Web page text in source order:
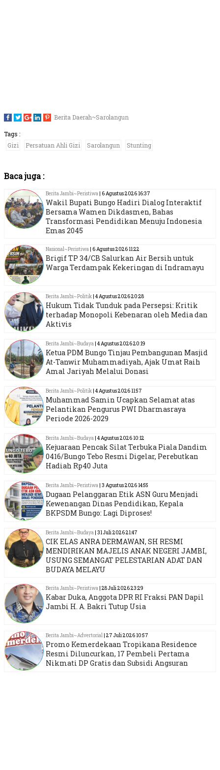
     Berita Daerah~Sarolangun
Tags :
Gizi
Persatuan Ahli Gizi Sarolangun Stunting
Baca juga :
Berita Jambi~Peristiwa | 6 Agustus 2026 16:37
Wakil Bupati Bungo Hadiri Dialog Interaktif
Bersama Wamen Dikdasmen, Bahas
Transformasi Pendidikan Menuju Indonesia
Emas 2045
Nasional~Peristiwa | 6 Agustus 2026 11:22
Brigif TP 34/CB Salurkan Air Bersih untuk
Warga Terdampak Kekeringan di Indramayu
Berita Jambi~Politik | 4 Agustus 2026 20:28
Hukum Tidak Tunduk pada Persepsi: Kritik
terhadap Monopoli Kebenaran oleh Media dan
Aktivis
Berita Jambi~Budaya | 4 Agustus 2026 20:19
Ketua PDM Bungo Tinjau Pembangunan Masjid
At-Tanwir Muhammadiyah, Ajak Umat Raih
Amal Jariyah Melalui Donasi
Berita Jambi~Politik | 4 Agustus 2026 11:57
Muhammad Samin Ucapkan Selamat atas
Pelantikan Pengurus PWI Dharmasraya
Periode 2026-2029
Berita Jambi~Budaya | 4 Agustus 2026 10:12
Kejuaraan Pencak Silat Terbuka Piala Dandim
0416/Bungo Tebo Resmi Digelar, Perebutkan
Hadiah Rp40 Juta
Berita Jambi~Peristiwa | 3 Agustus 2026 14:55
Dugaan Pelanggaran Etik ASN Guru Menjadi
Kewenangan Dinas Pendidikan, Kepala
BKPSDM Bungo: Lagi Diproses!
Berita Jambi~Budaya | 31 Juli 2026 21:47
CIK ELAS ANRA DERMAWAN, SH RESMI
MENDIRIKAN MAJELIS ANAK NEGERI JAMBI,
USUNG SEMANGAT PELESTARIAN ADAT DAN
BUDAYA MELAYU
Berita Jambi~Peristiwa | 28 Juli 2026 23:29
Kabar Duka, Anggota DPR RI Fraksi PAN Dapil
Jambi H. A. Bakri Tutup Usia
Berita Jambi~Advertorial | 27 Juli 2026 10:57
Promo Kemerdekaan Tropikana Residence
Resmi Diluncurkan, 17 Pembeli Pertama
Nikmati DP Gratis dan Subsidi Angsuran